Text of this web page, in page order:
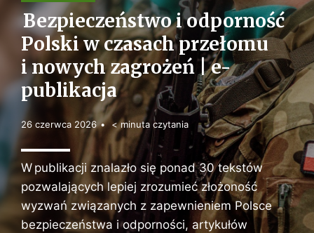
r
e
s
O
b
y
w
a
t
e
l
s
k
Bezpieczeństwo i odporność
Polski w czasach przełomu
i nowych zagrożeń | e-
publikacja
26 czerwca 2026 < minuta czytania
W publikacji znalazło się ponad 30 tekstów
pozwalających lepiej zrozumieć złożoność
wyzwań związanych z zapewnieniem Polsce
bezpieczeństwa i odporności, artykułów